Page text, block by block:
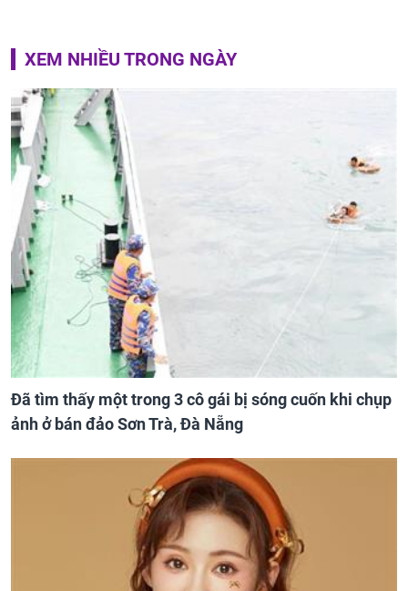
XEM NHIỀU TRONG NGÀY
Đã tìm thấy một trong 3 cô gái bị sóng cuốn khi chụp
ảnh ở bán đảo Sơn Trà, Đà Nẵng